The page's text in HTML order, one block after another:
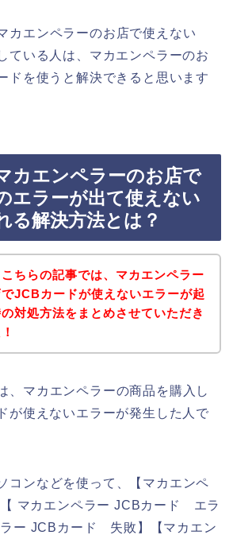
カエンペラーのお店で使えない
ている人は、マカエンペラーのお
ドを使うと解決できると思います
カエンペラーのお店で
エラーが出て使えない
る解決方法とは？
ちらの記事では、マカエンペラー
JCBカードが使えないエラーが起
対処方法をまとめさせていただき
、マカエンペラーの商品を購入し
が使えないエラーが発生した人で
コンなどを使って、【マカエンペ
マカエンペラー JCBカード エラ
ー JCBカード 失敗】【マカエン